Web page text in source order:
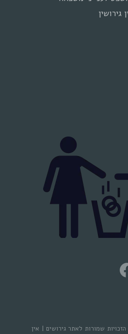
גירושין
© 2026 | כל הזכויות שמורות לאתר גירושים | אין